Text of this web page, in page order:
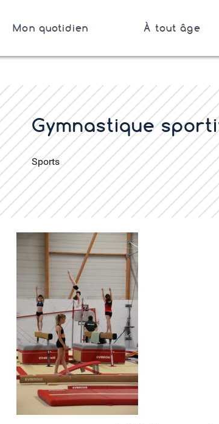
Bretagne
Mon quotidien À tout âge
Gymnastique
Sports